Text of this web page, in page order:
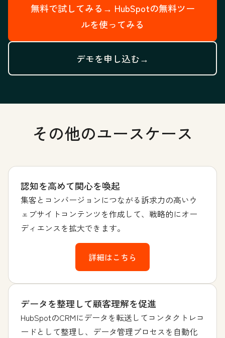
無料で試してみる→ HubSpotの無料ツー
ルを使ってみる
デモを申し込む→
その他のユースケース
認知を高めて関心を喚起
集客とコンバージョンにつながる訴求力の高いウ
ェブサイトコンテンツを作成して、戦略的にオー
ディエンスを拡大できます。
詳細はこちら
データを整理して顧客理解を促進
HubSpotのCRMにデータを転送してコンタクトレコ
ードとして整理し、データ管理プロセスを自動化